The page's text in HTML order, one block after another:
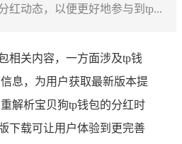
红动态，以便更好地参与到tp...
相关内容，一方面涉及tp钱
息，为用户获取最新版本提
解析宝贝狗tp钱包的分红时
下载可让用户体验到更完善